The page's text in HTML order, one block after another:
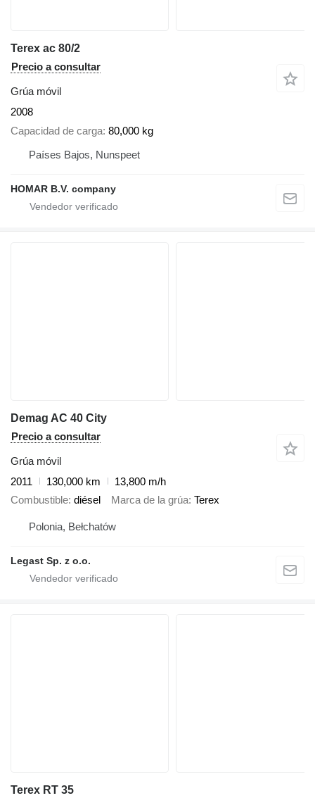
Terex ac 80/2
Precio a consultar
Grúa móvil
2008
Capacidad de carga 80,000 kg
Países Bajos, Nunspeet
HOMAR B.V. company
Demag AC 40 City
Precio a consultar
Grúa móvil
2011
130,000 km
13,800 m/h
Combustible diésel Marca de la grúa Terex
Polonia, Bełchatów
Legast Sp. z o.o.
Terex RT 35